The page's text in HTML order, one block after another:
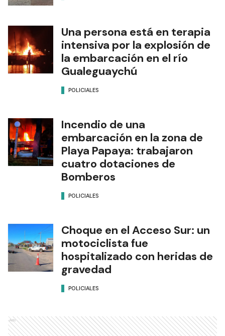
Una persona está en terapia
intensiva por la explosión de
la embarcación en el río
Gualeguaychú
POLICIALES
Incendio de una
embarcación en la zona de
Playa Papaya: trabajaron
cuatro dotaciones de
Bomberos
POLICIALES
Choque en el Acceso Sur: un
motociclista fue
hospitalizado con heridas de
gravedad
POLICIALES
Ads